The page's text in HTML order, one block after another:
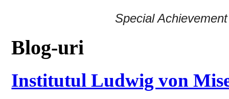
Special
Blog-uri
Institutul Ludwig von